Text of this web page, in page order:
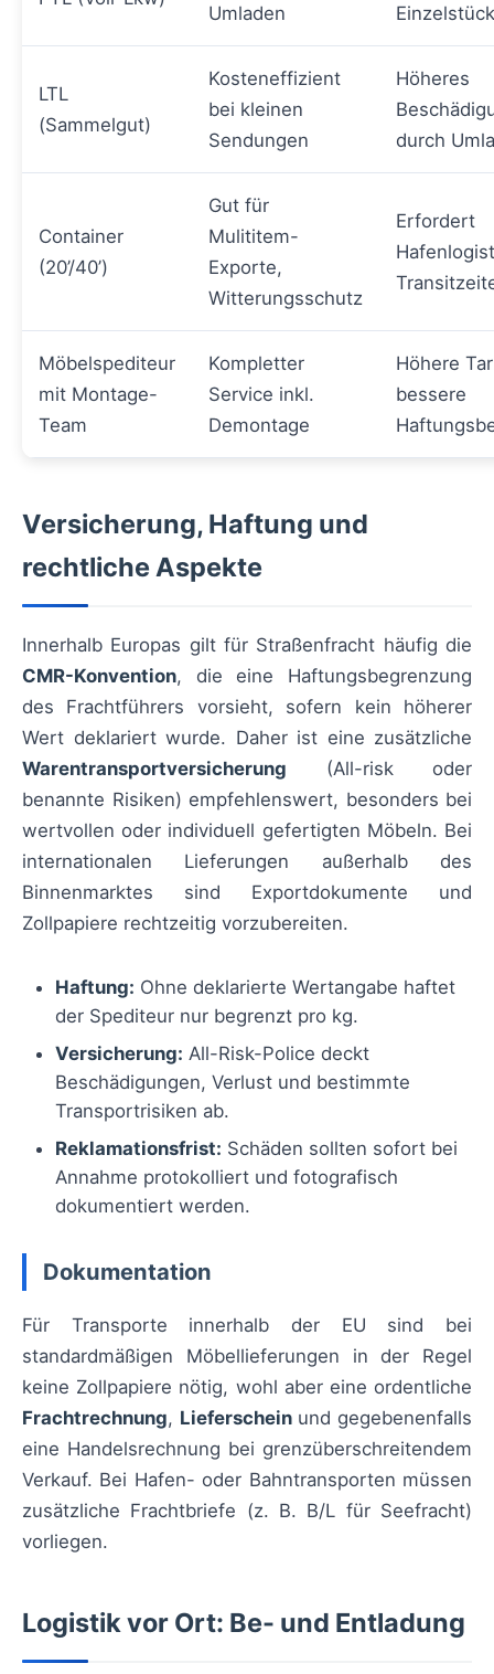
Umladen
LTL
(Sammelgut)
Kosteneffizient
bei kleinen
Sendungen
Höheres
durch
Container
(20’/40’)
Gut für
Mulititem-
Exporte,
Witterungsschutz
Erfordert
Möbelspediteur
mit Montage-
Team
Kompletter
Service inkl.
Demontage
Höhere
bessere
Versicherung, Haftung und
rechtliche Aspekte
Innerhalb Europas gilt für Straßenfracht häufig die
CMR-Konvention, die eine Haftungsbegrenzung
des Frachtführers vorsieht, sofern kein höherer
Wert deklariert wurde. Daher ist eine zusätzliche
Warentransportversicherung (All-risk oder
benannte Risiken) empfehlenswert, besonders bei
wertvollen oder individuell gefertigten Möbeln. Bei
internationalen Lieferungen außerhalb des
Binnenmarktes sind Exportdokumente und
Zollpapiere rechtzeitig vorzubereiten.
Haftung: Ohne deklarierte Wertangabe haftet
der Spediteur nur begrenzt pro kg.
Versicherung: All-Risk-Police deckt
Beschädigungen, Verlust und bestimmte
Transportrisiken ab.
Reklamationsfrist: Schäden sollten sofort bei
Annahme protokolliert und fotografisch
dokumentiert werden.
Dokumentation
Für Transporte innerhalb der EU sind bei
standardmäßigen Möbellieferungen in der Regel
keine Zollpapiere nötig, wohl aber eine ordentliche
Frachtrechnung, Lieferscheinund gegebenenfalls
eine Handelsrechnung bei grenzüberschreitendem
Verkauf. Bei Hafen- oder Bahntransporten müssen
zusätzliche Frachtbriefe (z. B. B/L für Seefracht)
vorliegen.
Logistik vor Ort: Be- und Entladung